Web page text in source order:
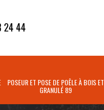
24 44
POSEUR ET POSE DE POÊLE À BOIS ET
GRANULÉ 89